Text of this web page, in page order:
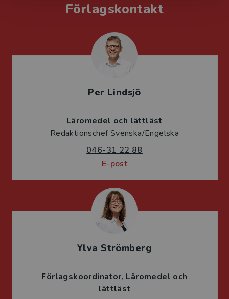
Förlagskontakt
Per Lindsjö
Läromedel och lättläst
Redaktionschef Svenska/Engelska
046-31 22 88
E-post
Ylva Strömberg
Förlagskoordinator Läromedel och
lättläst